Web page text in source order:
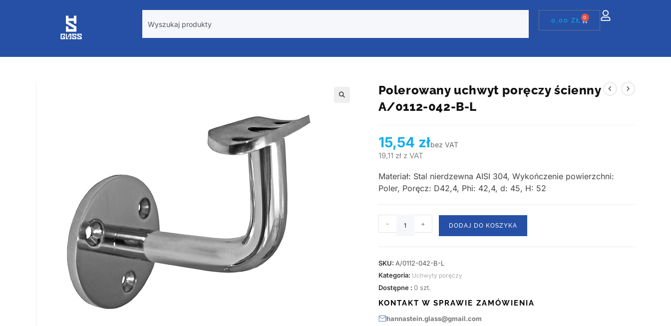
0,00ZŁ 0
Polerowany uchwyt poręczy ścienny
A/0112-042-B-L
15,54 złbez VAT
19,11 złz VAT
Materiał: Stal nierdzewna AISI 304, Wykończenie powierzchni:
Poler, Poręcz: D42,4, Phi: 42,4, d: 45, H: 52
- + DODAJ DO KOSZYKA
SKU: A/0112-042-B-L
Kategoria: Uchwyty poręczy
Dostępne : 0 szt.
KONTAKT W SPRAWIE ZAMÓWIENIA
hannastein.glass@gmail.com